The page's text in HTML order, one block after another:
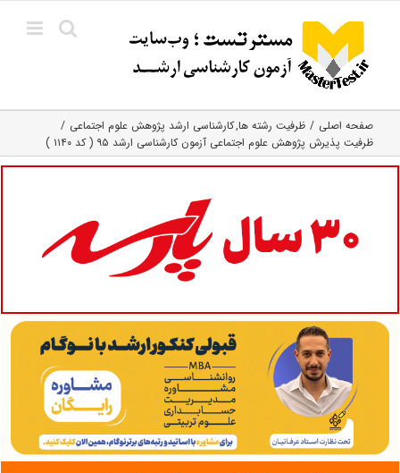
content
صفحه اصلی ظرفیت رشته ها کارشناسی ارشد پژوهش علوم اجتماعی
ظرفیت پذیرش پژوهش علوم اجتماعی آزمون کارشناسی ارشد ۹۵ ( کد ۱۱۴۰ )